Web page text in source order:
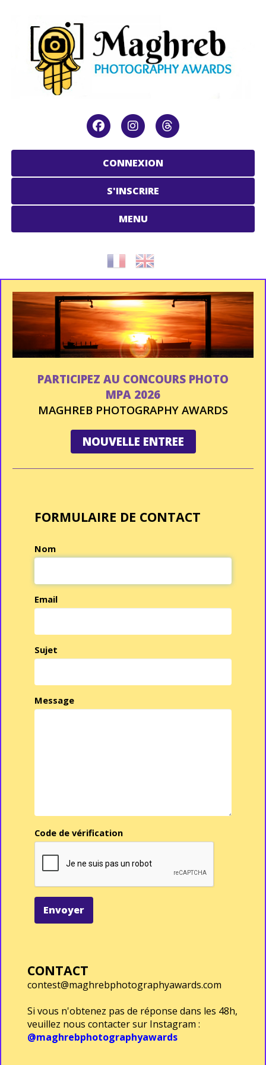
CONNEXION
S'INSCRIRE
MENU
PARTICIPEZ AU CONCOURS PHOTO
MPA 2026
MAGHREB PHOTOGRAPHY AWARDS
NOUVELLE ENTREE
FORMULAIRE DE CONTACT
Nom
Email
Sujet
Message
Code de vérification
Envoyer
CONTACT
contest@maghrebphotographyawards.com
Si vous n'obtenez pas de réponse dans les 48h,
veuillez nous contacter sur Instagram :
@maghrebphotographyawards